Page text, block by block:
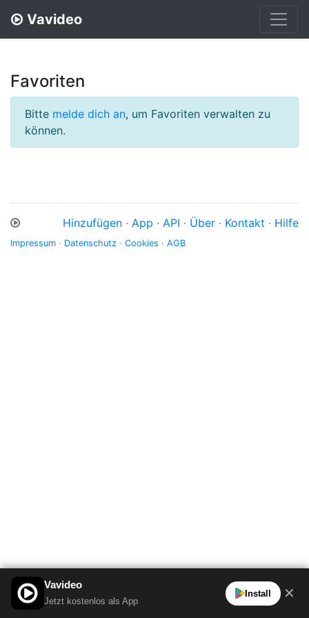
Vavideo
Favoriten
Bitte melde dich an, um Favoriten verwalten zu
können.
Hinzufügen · App · API · Über · Kontakt · Hilfe
Impressum · Datenschutz · Cookies · AGB
Vavideo
Jetzt kostenlos als App
Install ✕